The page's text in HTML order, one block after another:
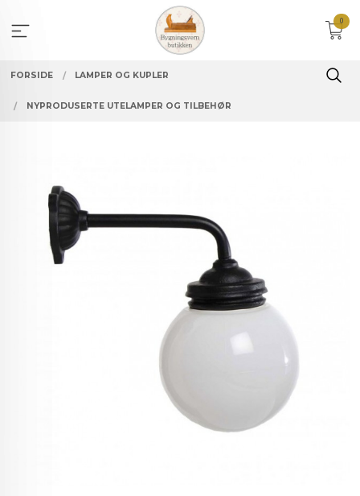
innholdet
0
FORSIDE LAMPER OG KUPLER
NYPRODUSERTE UTELAMPER OG TILBEHØR